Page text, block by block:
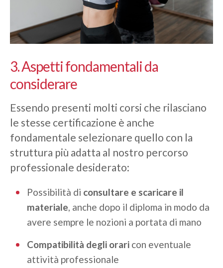
3. Aspetti fondamentali da
considerare
Essendo presenti molti corsi che rilasciano
le stesse certificazione è anche
fondamentale selezionare quello con la
struttura più adatta al nostro percorso
professionale desiderato:
Possibilità di consultare e scaricare il
materiale, anche dopo il diploma in modo da
avere sempre le nozioni a portata di mano
Compatibilità degli orari con eventuale
attività professionale